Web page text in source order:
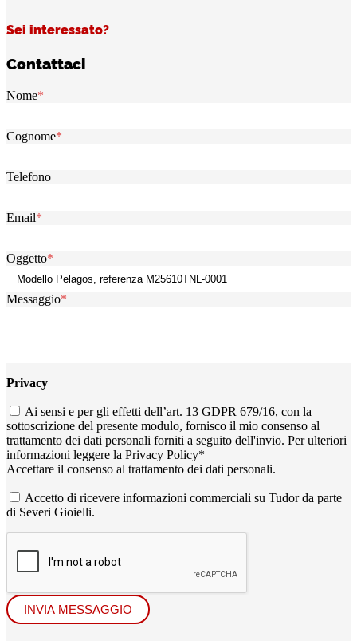
Sei interessato?
Contattaci
Nome*
Cognome*
Telefono
Email*
Oggetto*
Messaggio*
Privacy
Ai sensi e per gli effetti dell’art. 13 GDPR 679/16, con la
sottoscrizione del presente modulo, fornisco il mio consenso al
trattamento dei dati personali forniti a seguito dell'invio. Per ulteriori
informazioni leggere la Privacy Policy*
Accettare il consenso al trattamento dei dati personali.
Accetto di ricevere informazioni commerciali su Tudor da parte
di Severi Gioielli.
INVIA MESSAGGIO